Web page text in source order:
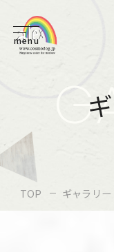
menu
TOP ギャラリー